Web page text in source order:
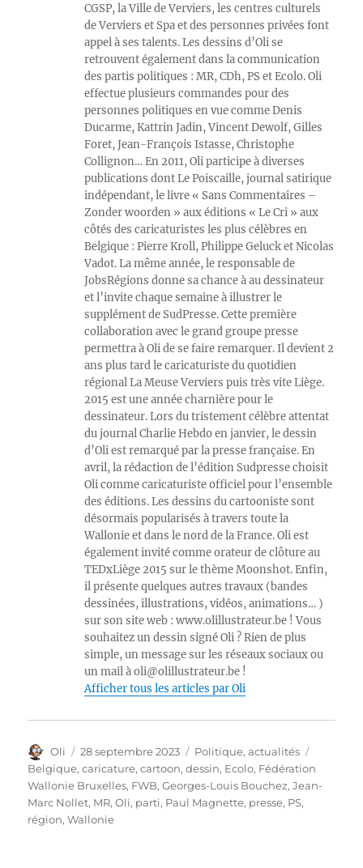
CGSP, la Ville de Verviers, les centres culturels
de Verviers et Spa et des personnes privées font
appel à ses talents. Les dessins d’Oli se
retrouvent également dans la communication
des partis politiques : MR, CDh, PS et Ecolo. Oli
effectue plusieurs commandes pour des
personnes politiques en vue comme Denis
Ducarme, Kattrin Jadin, Vincent Dewolf, Gilles
Foret, Jean-François Istasse, Christophe
Collignon… En 2011, Oli participe à diverses
publications dont Le Poiscaille, journal satirique
indépendant, le livre « Sans Commentaires –
Zonder woorden » aux éditions « Le Cri » aux
côtés des caricaturistes les plus célèbres en
Belgique : Pierre Kroll, Philippe Geluck et Nicolas
Vadot. La même année, le responsable de
JobsRégions donne sa chance à au dessinateur
et l’invite chaque semaine à illustrer le
supplément de SudPresse. Cette première
collaboration avec le grand groupe presse
permettra à Oli de se faire remarquer. Il devient 2
ans plus tard le caricaturiste du quotidien
régional La Meuse Verviers puis très vite Liège.
2015 est une année charnière pour le
dessinateur. Lors du tristement célèbre attentat
du journal Charlie Hebdo en janvier, le dessin
d’Oli est remarqué par la presse française. En
avril, la rédaction de l’édition Sudpresse choisit
Oli comme caricaturiste officiel pour l’ensemble
des éditions. Les dessins du cartooniste sont
désormais popularisés à travers toute la
Wallonie et dans le nord de la France. Oli est
également invité comme orateur de clôture au
TEDxLiège 2015 sur le thème Moonshot. Enfin,
il présente quelques autres travaux (bandes
dessinées, illustrations, vidéos, animations… )
sur son site web : www.olillustrateur.be ! Vous
souhaitez un dessin signé Oli ? Rien de plus
simple, un message sur les réseaux sociaux ou
un mail à oli@olillustrateur.be !
Afficher tous les articles par Oli
Auteur
Oli
Publié
le
28 septembre 2023 Catégories
Politique, actualités
Belgique,caricature,cartoon,dessin, Ecolo, Fédération
Wallonie Bruxelles, FWB,Georges-Louis Bouchez,Jean-
Marc Nollet, MR,Oli, parti, Paul Magnette, presse, PS,
région,Wallonie